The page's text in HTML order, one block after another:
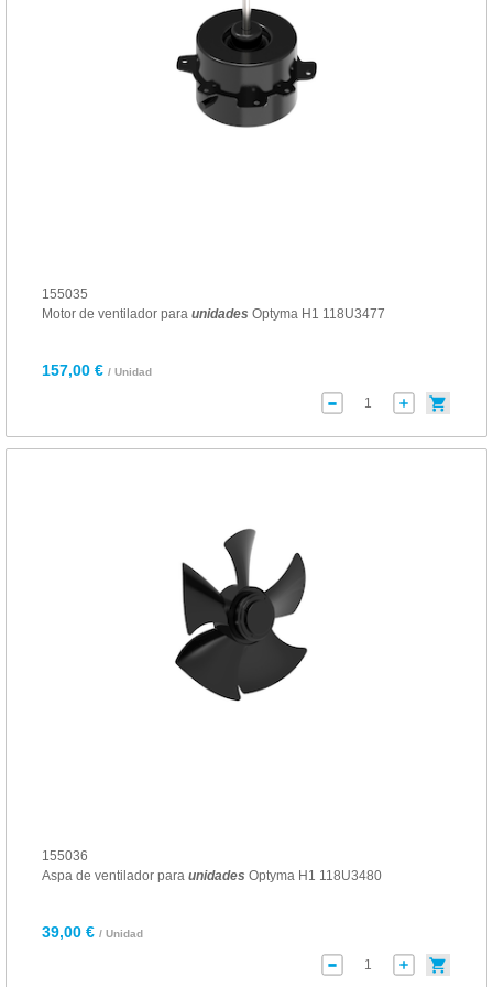
155035
Motor de ventilador para unidades Optyma H1 118U3477
157,00 € / Unidad
155036
Aspa de ventilador para unidades Optyma H1 118U3480
39,00 € / Unidad